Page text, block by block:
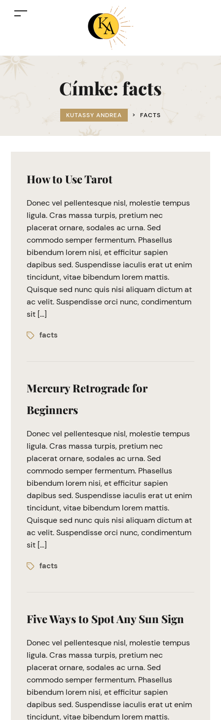
Címke:facts
KUTASSY ANDREA > FACTS
How to Use Tarot
Donec vel pellentesque nisl, molestie tempus
ligula. Cras massa turpis, pretium nec
placerat ornare, sodales ac urna. Sed
commodo semper fermentum. Phasellus
bibendum lorem nisi, et efficitur sapien
dapibus sed. Suspendisse iaculis erat ut enim
tincidunt, vitae bibendum lorem mattis.
Quisque sed nunc quis nisi aliquam dictum at
ac velit. Suspendisse orci nunc, condimentum
sit […]
facts
Mercury Retrograde for
Beginners
Donec vel pellentesque nisl, molestie tempus
ligula. Cras massa turpis, pretium nec
placerat ornare, sodales ac urna. Sed
commodo semper fermentum. Phasellus
bibendum lorem nisi, et efficitur sapien
dapibus sed. Suspendisse iaculis erat ut enim
tincidunt, vitae bibendum lorem mattis.
Quisque sed nunc quis nisi aliquam dictum at
ac velit. Suspendisse orci nunc, condimentum
sit […]
facts
Five Ways to Spot Any Sun Sign
Donec vel pellentesque nisl, molestie tempus
ligula. Cras massa turpis, pretium nec
placerat ornare, sodales ac urna. Sed
commodo semper fermentum. Phasellus
bibendum lorem nisi, et efficitur sapien
dapibus sed. Suspendisse iaculis erat ut enim
tincidunt, vitae bibendum lorem mattis.